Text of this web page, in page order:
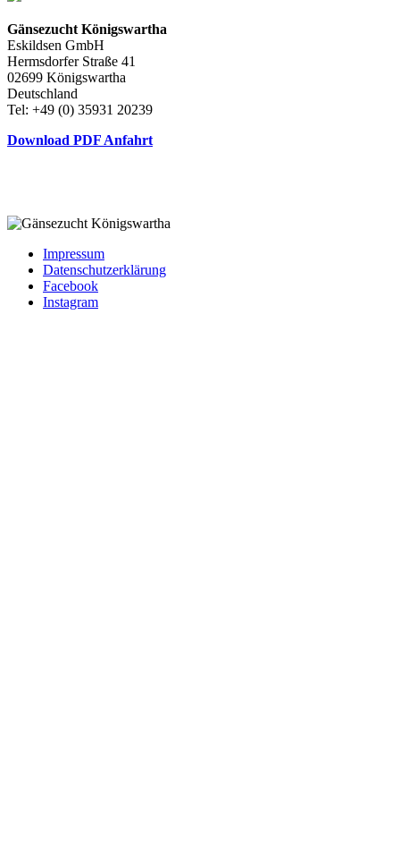
Gänsezucht Königswartha
Eskildsen GmbH
Hermsdorfer Straße 41
02699 Königswartha
Deutschland
Tel: +49 (0) 35931 20239
Download PDF Anfahrt
Impressum
Datenschutzerklärung
Facebook
Instagram